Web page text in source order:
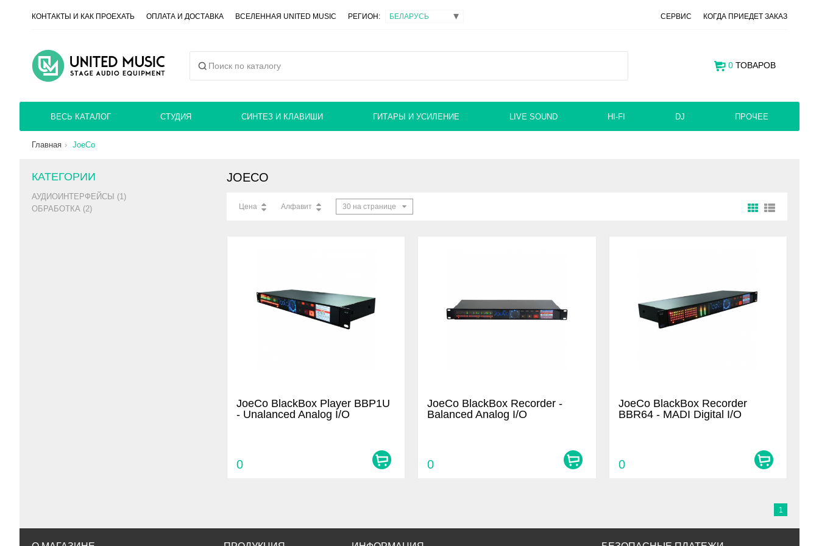
КОНТАКТЫ И КАК ПРОЕХАТЬ ОПЛАТА И ДОСТАВКА ВСЕЛЕННАЯ UNITED MUSIC РЕГИОН: СЕРВИС КОГДА ПРИЕДЕТ ЗАКАЗ
0 ТОВАРОВ
ВЕСЬ КАТАЛОГ СТУДИЯ СИНТЕЗ И КЛАВИШИ ГИТАРЫ И УСИЛЕНИЕ LIVE SOUND HI-FI DJ ПРОЧЕЕ
Главная JoeCo
КАТЕГОРИИ
АУДИОИНТЕРФЕЙСЫ (1)
ОБРАБОТКА (2)
JOECO
Цена Алфавит 30 на странице
JoeCo BlackBox Player BBP1U
- Unalanced Analog I/O
0
JoeCo BlackBox Recorder -
Balanced Analog I/O
0
JoeCo BlackBox Recorder
BBR64 - MADI Digital I/O
0
1